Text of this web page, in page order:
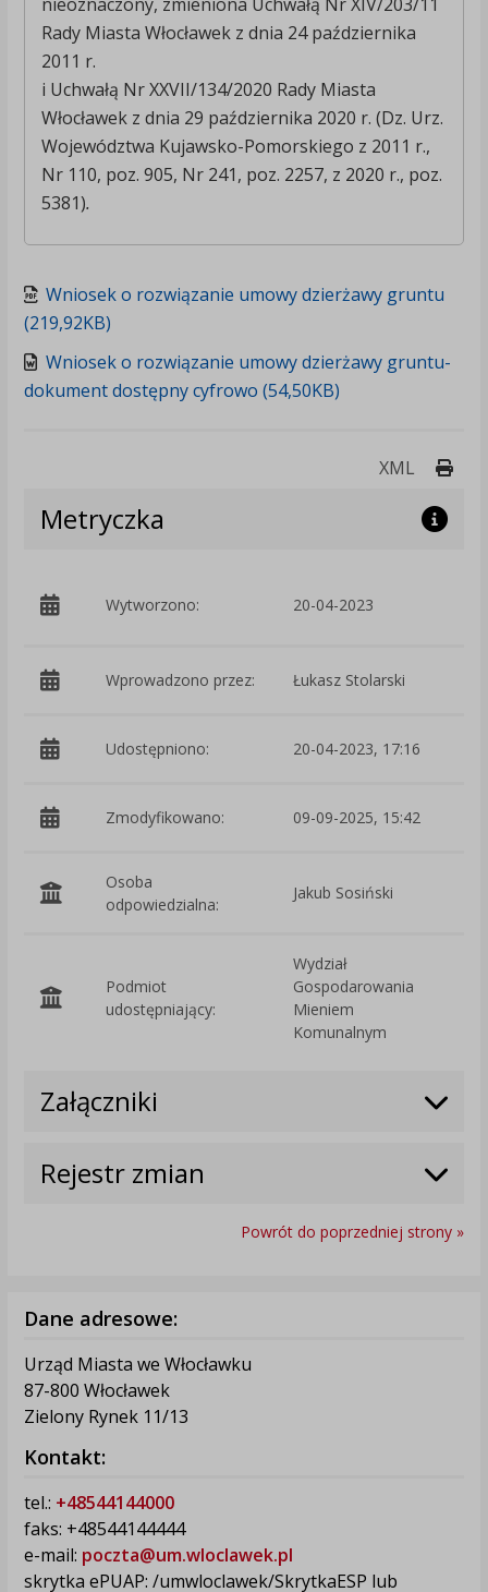
Rady Miasta Włocławek z dnia 24 października
2011 r.
i Uchwałą Nr XXVII/134/2020 Rady Miasta
Włocławek z dnia 29 października 2020 r. (Dz. Urz.
Województwa Kujawsko-Pomorskiego z 2011 r.,
Nr 110, poz. 905, Nr 241, poz. 2257, z 2020 r., poz.
5381).
Wniosek o rozwiązanie umowy dzierżawy gruntu
(219,92KB)
Wniosek o rozwiązanie umowy dzierżawy gruntu-
dokument dostępny cyfrowo (54,50KB)
XML
Metryczka
Wytworzono: 20-04-2023
Wprowadzono przez: Łukasz Stolarski
Udostępniono: 20-04-2023, 17:16
Zmodyfikowano: 09-09-2025, 15:42
Osoba
odpowiedzialna:
Jakub Sosiński
Podmiot
udostępniający:
Wydział
Gospodarowania
Mieniem
Komunalnym
Załączniki
Rejestr zmian
Powrót do poprzedniej strony »
Dane adresowe:
Urząd Miasta we Włocławku
87-800 Włocławek
Zielony Rynek 11/13
Kontakt:
tel.: +48544144000
faks: +48544144444
e-mail: poczta@um.wloclawek.pl
skrytka ePUAP: /umwloclawek/SkrytkaESP lub